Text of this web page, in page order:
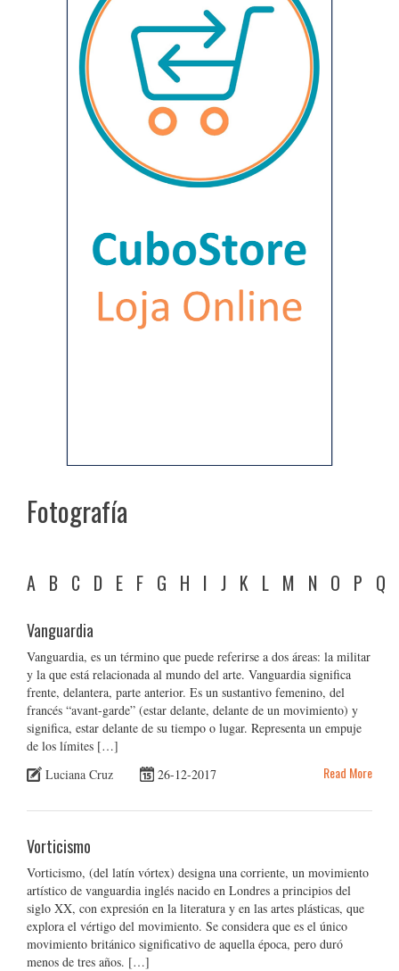
Fotografía
A B C D E F G H I J K L M N O P Q
Vanguardia
Vanguardia, es un término que puede referirse a dos áreas: la militar
y la que está relacionada al mundo del arte. Vanguardia significa
frente, delantera, parte anterior. Es un sustantivo femenino, del
francés “avant-garde” (estar delante, delante de un movimiento) y
significa, estar delante de su tiempo o lugar. Representa un empuje
de los límites […]
Luciana Cruz
26-12-2017 Read More
Vorticismo
Vorticismo, (del latín vórtex) designa una corriente, un movimiento
artístico de vanguardia inglés nacido en Londres a principios del
siglo XX, con expresión en la literatura y en las artes plásticas, que
explora el vértigo del movimiento. Se considera que es el único
movimiento británico significativo de aquella época, pero duró
menos de tres años. […]